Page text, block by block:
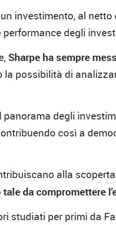
investimento, al
degli
Sharpe ha sempre
possibilità di
degli
così a
alla
da compromettere
studiati per primi da